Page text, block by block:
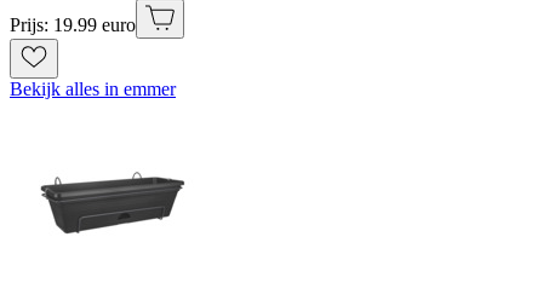
Prijs: 19.99 euro
Bekijk alles in emmer